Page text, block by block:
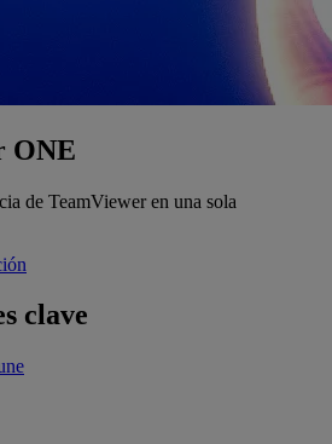
ONE
de TeamViewer en una sola
clave